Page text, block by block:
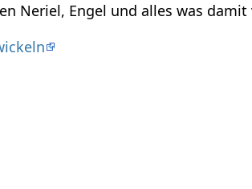
Neriel, Engel und alles was